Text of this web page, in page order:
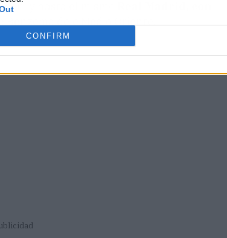
CONFIRM
y hasta el mismo
Benzema deje Medio Oriente.